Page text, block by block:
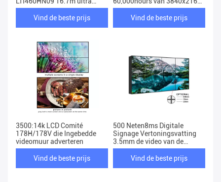
Smalle Vatting
Vind de beste prijs
4x4
Vind de beste prijs
3500:14k LCD Comité
178H/178V die Ingebedde
videomuur adverteren
Vind de beste prijs
500 Neten8ms Digitale
Signage Vertoningsvatting
3.5mm de video van de
Vloertribune
Vind de beste prijs